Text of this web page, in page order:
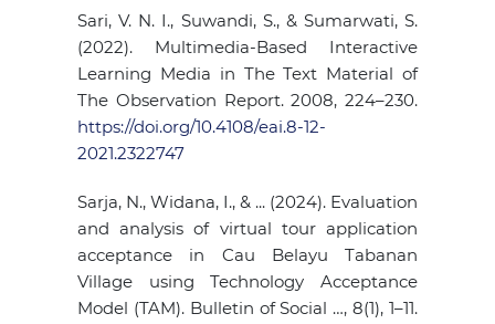
Sari, V. N. I., Suwandi, S., & Sumarwati, S.
(2022). Multimedia-Based Interactive
Learning Media in The Text Material of
The Observation Report. 2008, 224–230.
https://doi.org/10.4108/eai.8-12-
2021.2322747
Sarja, N., Widana, I., & ... (2024). Evaluation
and analysis of virtual tour application
acceptance in Cau Belayu Tabanan
Village using Technology Acceptance
Model (TAM). Bulletin of Social …, 8(1), 1–11.